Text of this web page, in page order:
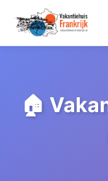
🏠